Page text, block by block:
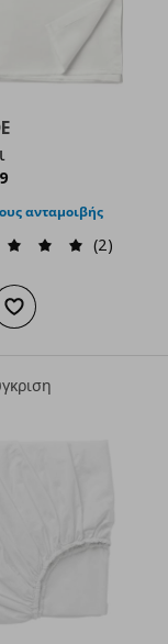
ανταμοιβής
(2)
στο καλάθι
Προσθήκη στα